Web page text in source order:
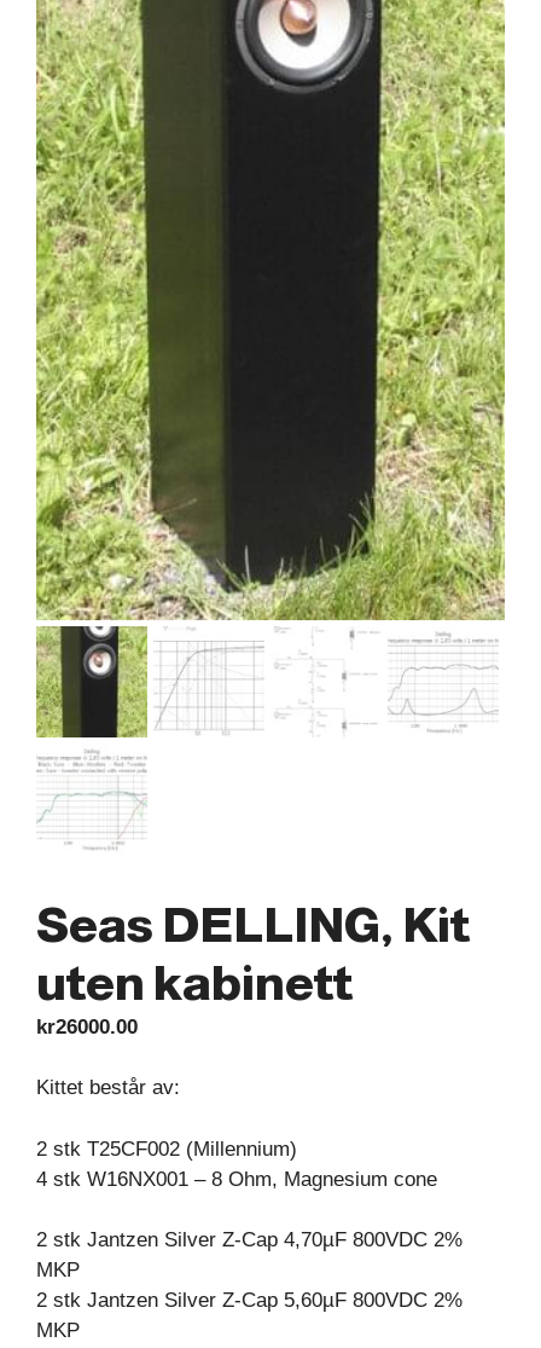
Seas DELLING, Kit
uten kabinett
kr26000.00
Kittet består av:
2 stk T25CF002 (Millennium)
4 stk W16NX001 – 8 Ohm, Magnesium cone
2 stk Jantzen Silver Z-Cap 4,70µF 800VDC 2%
MKP
2 stk Jantzen Silver Z-Cap 5,60µF 800VDC 2%
MKP